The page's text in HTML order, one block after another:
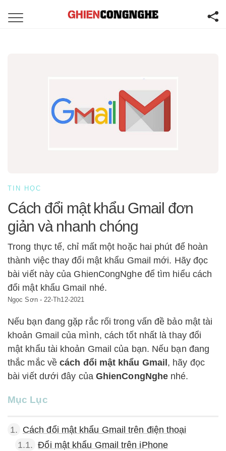
TIN HỌC
Cách đổi mật khẩu Gmail đơn
giản và nhanh chóng
Trong thực tế, chỉ mất một hoặc hai phút để hoàn
thành việc thay đổi mật khẩu Gmail mới. Hãy đọc
bài viết này của GhienCongNghe để tìm hiểu cách
đổi mật khẩu Gmail nhé.
Ngọc Sơn- 22-Th12-2021
Nếu bạn đang gặp rắc rối trong vấn đề bảo mật tài
khoản Gmail của mình, cách tốt nhất là thay đổi
mật khẩu tài khoản Gmail của bạn. Nếu bạn đang
thắc mắc vềcách đổi mật khẩu Gmail, hãy đọc
bài viết dưới đây của GhienCongNghe nhé.
Mục Lục
1. Cách đổi mật khẩu Gmail trên điện thoại
1.1. Đổi mật khẩu Gmail trên iPhone